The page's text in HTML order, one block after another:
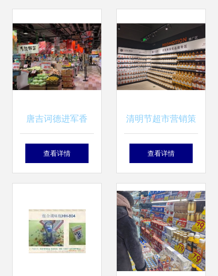
好生活
唐吉诃德进军香
港，平价魅力能否
查看详情
清明节超市营销策
略 聚焦顾客需求，
升水果与日用百货
销售
查看详情